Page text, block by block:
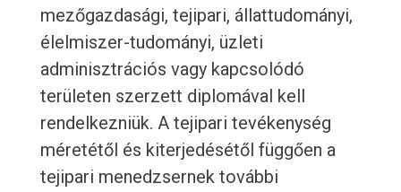
mezőgazdasági, tejipari, állattudományi,
élelmiszer-tudományi, üzleti
adminisztrációs vagy kapcsolódó
területen szerzett diplomával kell
rendelkezniük. A tejipari tevékenység
méretétől és kiterjedésétől függően a
tejipari menedzsernek további